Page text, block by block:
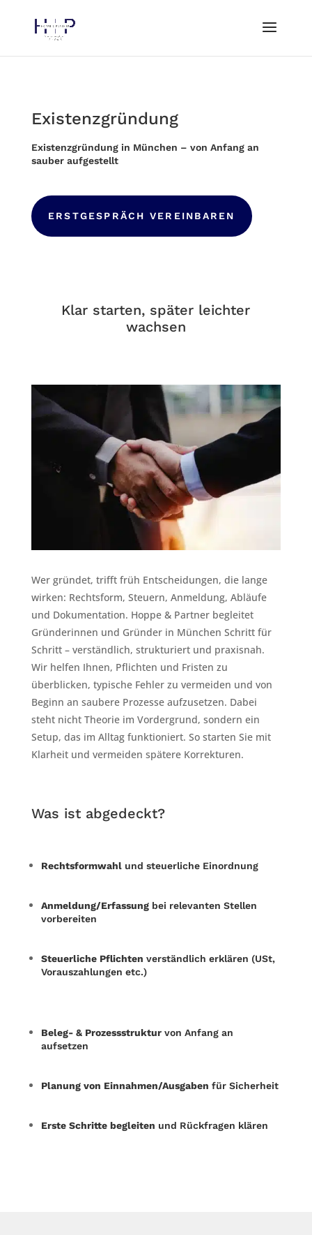
Existenzgründung
Existenzgründung in München – von Anfang an
sauber aufgestellt
ERSTGESPRÄCH VEREINBAREN
Klar starten, später leichter
wachsen
Wer gründet, trifft früh Entscheidungen, die lange
wirken: Rechtsform, Steuern, Anmeldung, Abläufe
und Dokumentation. Hoppe & Partner begleitet
Gründerinnen und Gründer in München Schritt für
Schritt – verständlich, strukturiert und praxisnah.
Wir helfen Ihnen, Pflichten und Fristen zu
überblicken, typische Fehler zu vermeiden und von
Beginn an saubere Prozesse aufzusetzen. Dabei
steht nicht Theorie im Vordergrund, sondern ein
Setup, das im Alltag funktioniert. So starten Sie mit
Klarheit und vermeiden spätere Korrekturen.
Was ist abgedeckt?
Rechtsformwahlund steuerliche Einordnung
Anmeldung/Erfassungbei relevanten Stellen
vorbereiten
Steuerliche Pflichten verständlich erklären (USt,
Vorauszahlungen etc.)
Beleg- & Prozessstrukturvon Anfang an
aufsetzen
Planung von Einnahmen/Ausgaben für Sicherheit
Erste Schritte begleiten und Rückfragen klären